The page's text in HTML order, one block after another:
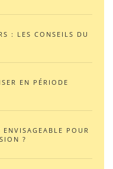
: LES CONSEILS DU
EN PÉRIODE
POUR
?